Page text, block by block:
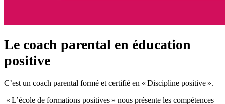
Le coach parental en éducation
positive
C’est un coach parental formé et certifié en « Discipline positive ».
« L’école de formations positives » nous présente les compétences